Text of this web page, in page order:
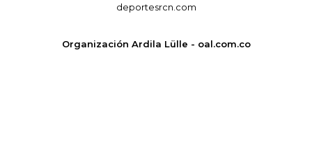
deportesrcn.com
Organización Ardila Lülle - oal.com.co